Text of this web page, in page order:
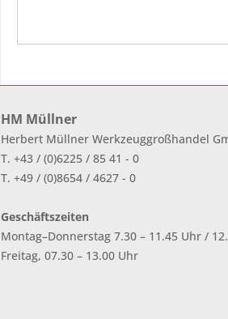
HM Müllner
Herbert Müllner Werkzeuggroßhandel
T. +43 / (0)6225 / 85 41 - 0
T. +49 / (0)8654 / 4627 - 0
Geschäftszeiten
Montag–Donnerstag 7.30 – 11.45 Uhr /
Freitag, 07.30 – 13.00 Uhr